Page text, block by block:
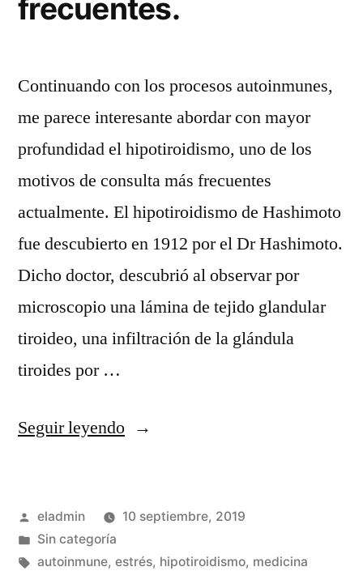
frecuentes.
Continuando con los procesos autoinmunes,
me parece interesante abordar con mayor
profundidad el hipotiroidismo, uno de los
motivos de consulta más frecuentes
actualmente. El hipotiroidismo de Hashimoto
fue descubierto en 1912 por el Dr Hashimoto.
Dicho doctor, descubrió al observar por
microscopio una lámina de tejido glandular
tiroideo, una infiltración de la glándula
tiroides por …
Seguir leyendo«Hipotiroidismo,
los
motivos
Publicado
por
eladmin
10 septiembre, 2019
Publicado
en
Sin categoría
Etiquetas:
autoinmune, estrés, hipotiroidismo, medicina